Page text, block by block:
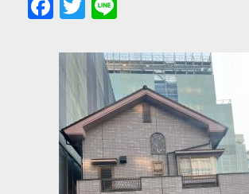
Facebook
Twitter